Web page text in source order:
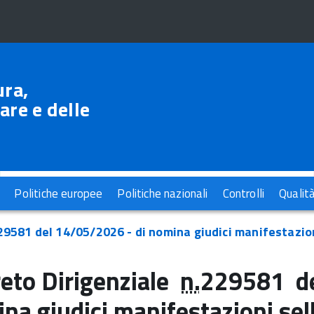
e delle
Politiche europee Politiche nazionali Controlli
del 14/05/2026 - di nomina giudici
Dirigenziale n.229581